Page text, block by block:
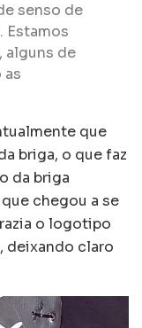
senso de
Estamos
alguns de
as
que
briga, o que faz
da briga
chegou a se
o logotipo
deixando claro